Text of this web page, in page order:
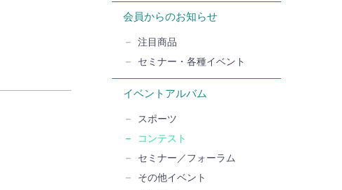
会員からのお知らせ
注目商品
セミナー・各種イベント
イベントアルバム
スポーツ
コンテスト
セミナー／フォーラム
その他イベント